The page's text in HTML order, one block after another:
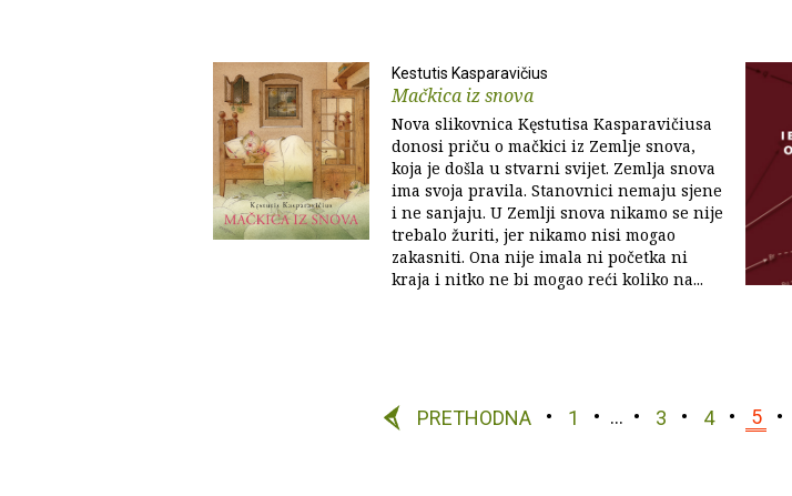
Kestutis Kasparavičius
Mačkica iz snova
Nova slikovnica Kęstutisa Kasparavičiusa
donosi priču o mačkici iz Zemlje snova,
koja je došla u stvarni svijet. Zemlja snova
ima svoja pravila. Stanovnici nemaju sjene
i ne sanjaju. U Zemlji snova nikamo se nije
trebalo žuriti, jer nikamo nisi mogao
zakasniti. Ona nije imala ni početka ni
kraja i nitko ne bi mogao reći koliko na...
PRETHODNA 1 … 3 4 5